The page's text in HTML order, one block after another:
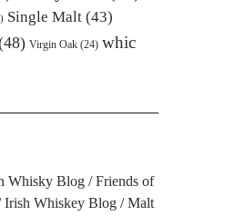
Single Malt(43)
Virgin Oak(24) whic
Whisky Blog
Friends of
Irish Whiskey Blog
Malt